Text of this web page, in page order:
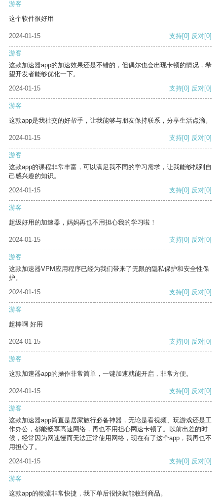
游客
这个软件很好用
2024-01-15 支持[0] 反对[0]
游客
这款加速器app的加速效果还是不错的，但偶尔也会出现卡顿的情况，希
望开发者能够优化一下。
2024-01-15
支持[0] 反对[0]
游客
这款app是我社交的好帮手，让我能够与朋友保持联系，分享生活点滴。
2024-01-15 支持[0] 反对[0]
游客
这款app的课程非常丰富，可以满足我不同的学习需求，让我能够找到自
己感兴趣的知识。
2024-01-15
支持[0] 反对[0]
游客
超级好用的加速器，妈妈再也不用担心我的学习啦！
2024-01-15 支持[0] 反对[0]
游客
这款加速器VPM应用程序已经为我们带来了无限的隐私保护和安全性保
护。
2024-01-15
支持[0] 反对[0]
游客
超棒啊 好用
2024-01-15 支持[0] 反对[0]
游客
这款加速器app的操作非常简单，一键加速就能开启，非常方便。
2024-01-15 支持[0] 反对[0]
游客
这款加速器app简直是居家旅行必备神器，无论是看视频、玩游戏还是工
作办公，都能畅享高速网络，再也不用担心网速卡顿了。以前出差的时
候，经常因为网速慢而无法正常使用网络，现在有了这个app，我再也不
用担心了。
2024-01-15
支持[0] 反对[0]
游客
这款app的物流非常快捷，我下单后很快就能收到商品。